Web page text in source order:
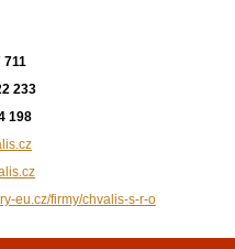
711
233
198
eu.cz/firmy/chvalis-s-r-o